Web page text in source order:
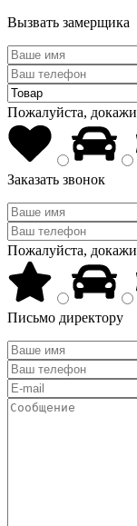
Вызвать замерщика
Пожалуйста,
Заказать звонок
Пожалуйста,
Письмо директору